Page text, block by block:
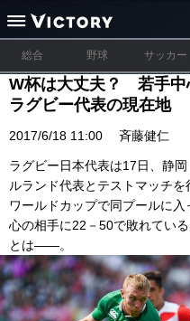
総合 野球 サッカー
W杯は大丈夫？ 若手中
ラグビー代表の現在地
2017/6/18 11:00 斉藤健仁
ラグビー日本代表は17日、静
ルランド代表とテストマッチ
ワールドカップで同プールに
心の相手に22－50で敗れてい
とは――。